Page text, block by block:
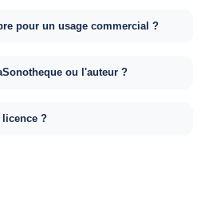
pour un usage commercial ?
ou l'auteur ?
licence ?